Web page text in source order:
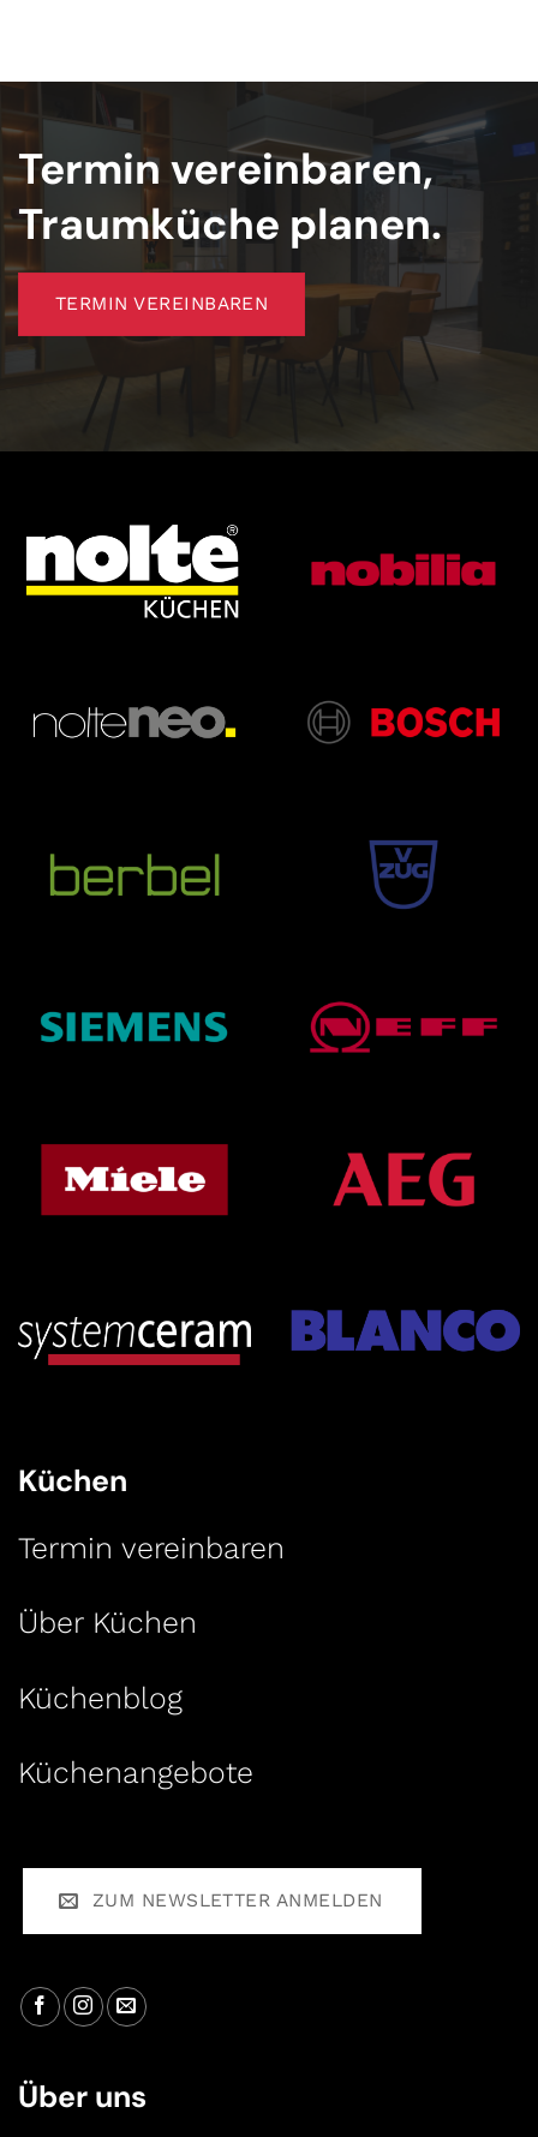
Termin vereinbaren,
Traumküche planen.
TERMIN VEREINBAREN
Küchen
Termin vereinbaren
Über Küchen
Küchenblog
Küchenangebote
ZUM NEWSLETTER ANMELDEN
Über uns